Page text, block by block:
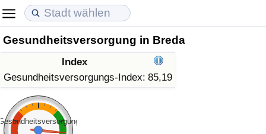
Gesundheitsversorgung in Breda
Index
Gesundheitsversorgungs-Index: 85,19
Lebenshaltungskosten
Lebenshaltungskosten-Index (aktuell)
Lebenshaltungskosten-Index
Immobilienpreise
Immobilienpreis-Index (aktuell)
Immobilienpreis-Index
Lebensqualität
Lebensqualität-Index
Lebensqualität-Index (aktuell)